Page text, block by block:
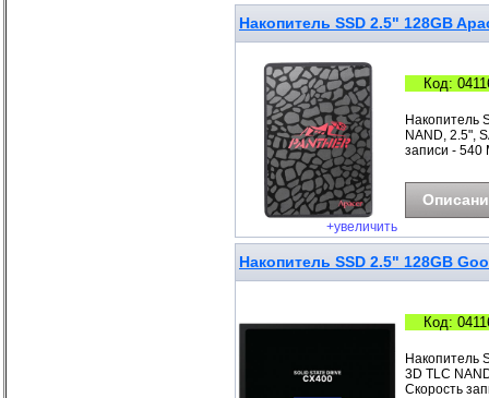
Накопитель SSD 2.5" 128GB
+увеличить
Код:
Накопитель
NAND, 2.5",
записи - 540
Накопитель SSD 2.5" 128GB
Код:
Накопитель
3D TLC
Скорость